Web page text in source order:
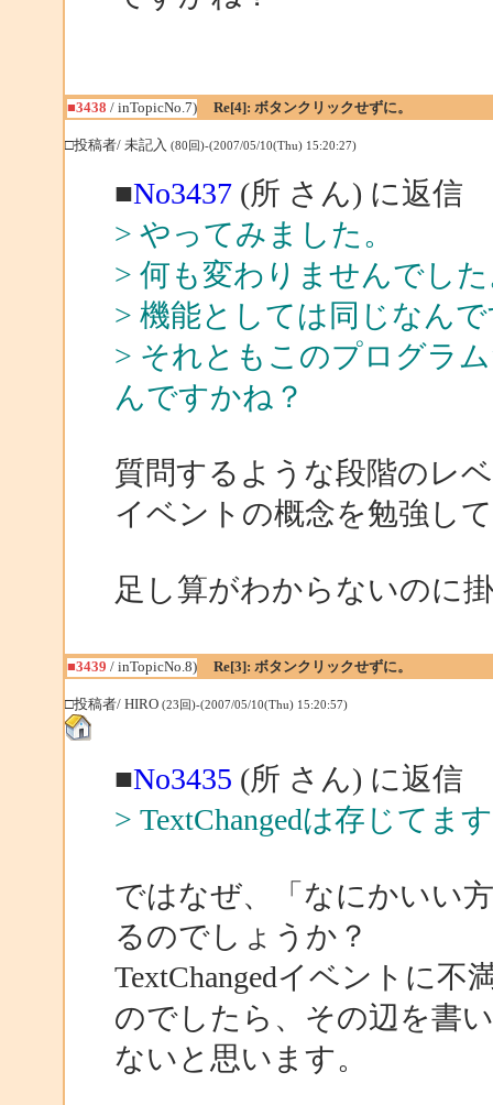
■3438 / inTopicNo.7) Re[4]: ボタンクリックせずに。
□投稿者/ 未記入 (80回)-(2007/05/10(Thu) 15:20:27)
■No3437(所 さん) に返信
> やってみました。
> 何も変わりませんでし
> 機能としては同じなん
> それともこのプログラ
んですかね？
質問するような段階のレ
イベントの概念を勉強し
足し算がわからないのに
■3439 / inTopicNo.8) Re[3]: ボタンクリックせずに。
□投稿者/ HIRO (23回)-(2007/05/10(Thu) 15:20:57)
■No3435 (所 さん) に返信
> TextChangedは存じてま
ではなぜ、「なにかいい
るのでしょうか？
TextChangedイベントに
のでしたら、その辺を書
ないと思います。